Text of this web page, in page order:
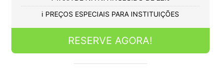
ℹ️ PREÇOS ESPECIAIS PARA INSTITUIÇÕES
RESERVE AGORA!